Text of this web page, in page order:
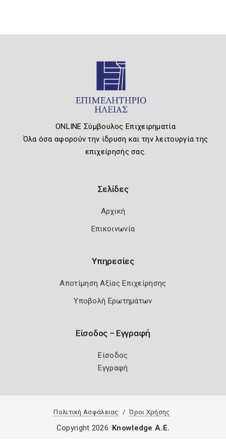
ONLINE Σύμβουλος Επιχειρηματία
Όλα όσα αφορούν την ίδρυση και την λειτουργία της
επιχείρησής σας.
Σελίδες
Αρχική
Επικοινωνία
Υπηρεσίες
Αποτίμηση Αξίας Επιχείρησης
Υποβολή Ερωτημάτων
Είσοδος – Εγγραφή
Είσοδος
Εγγραφή
Πολιτική Ασφάλειας Όροι Χρήσης
Copyright 2026 Knowledge A.E.